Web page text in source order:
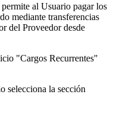
al Usuario pagar los
mediante transferencias
del Proveedor desde
"Cargos Recurrentes"
selecciona la sección